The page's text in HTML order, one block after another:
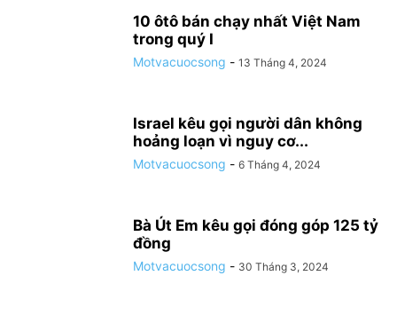
10 ôtô bán chạy nhất Việt Nam
trong quý I
Motvacuocsong - 13 Tháng 4, 2024
Israel kêu gọi người dân không
hoảng loạn vì nguy cơ...
Motvacuocsong - 6 Tháng 4, 2024
Bà Út Em kêu gọi đóng góp 125 tỷ
đồng
Motvacuocsong - 30 Tháng 3, 2024